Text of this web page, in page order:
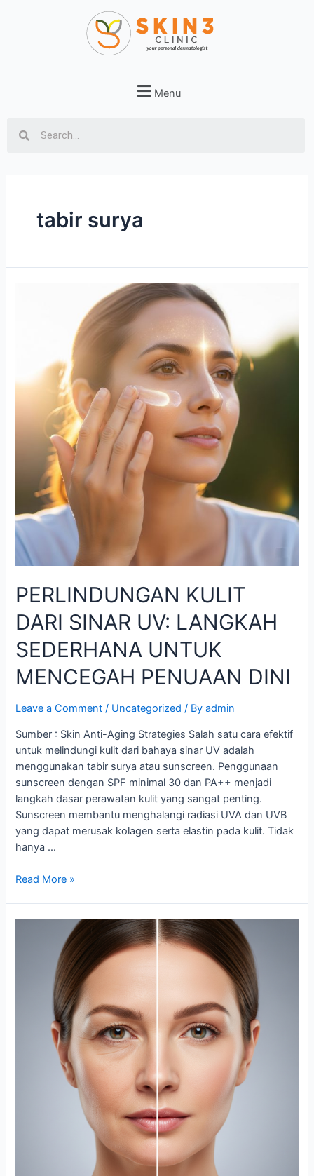
Menu
tabir surya
PERLINDUNGAN KULIT
DARI SINAR UV: LANGKAH
SEDERHANA UNTUK
MENCEGAH PENUAAN DINI
Leave a Comment / Uncategorized / Byadmin
Sumber : Skin Anti-Aging Strategies Salah satu cara efektif
untuk melindungi kulit dari bahaya sinar UV adalah
menggunakan tabir surya atau sunscreen. Penggunaan
sunscreen dengan SPF minimal 30 dan PA++ menjadi
langkah dasar perawatan kulit yang sangat penting.
Sunscreen membantu menghalangi radiasi UVA dan UVB
yang dapat merusak kolagen serta elastin pada kulit. Tidak
hanya …
Read More »